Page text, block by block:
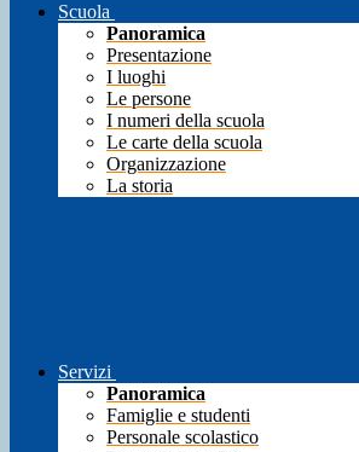
Scuola
Panoramica
Presentazione
I luoghi
Le persone
I numeri della scuola
Le carte della scuola
Organizzazione
La storia
Servizi
Panoramica
Famiglie e studenti
Personale scolastico